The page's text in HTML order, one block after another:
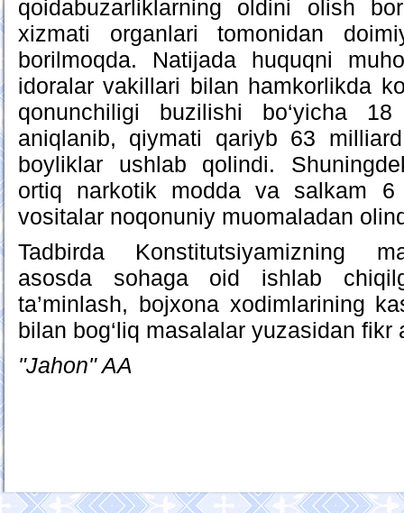
qoidabuzarliklarning oldini olish
xizmati organlari tomonidan
borilmoqda. Natijada huquqni
idoralar vakillari bilan hamkorlikda
qonunchiligi buzilishi bo‘yicha
aniqlanib, qiymati qariyb 63
boyliklar ushlab qolindi.
ortiq narkotik modda va salkam
vositalar noqonuniy muomaladan
Tadbirda Konstitutsiyamizning
asosda sohaga oid ishlab
ta’minlash, bojxona xodimlarining
bilan bog‘liq masalalar yuzasidan fikr
"Jahon" AA